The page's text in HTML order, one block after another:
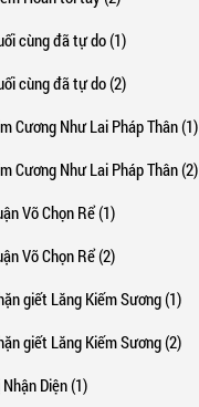
cùng đã tự do (1)
cùng đã tự do (2)
Cương Như Lai Pháp Thân (1)
Cương Như Lai Pháp Thân (2)
Võ Chọn Rể (1)
Võ Chọn Rể (2)
giết Lăng Kiếm Sương (1)
giết Lăng Kiếm Sương (2)
Nhận Diện (1)